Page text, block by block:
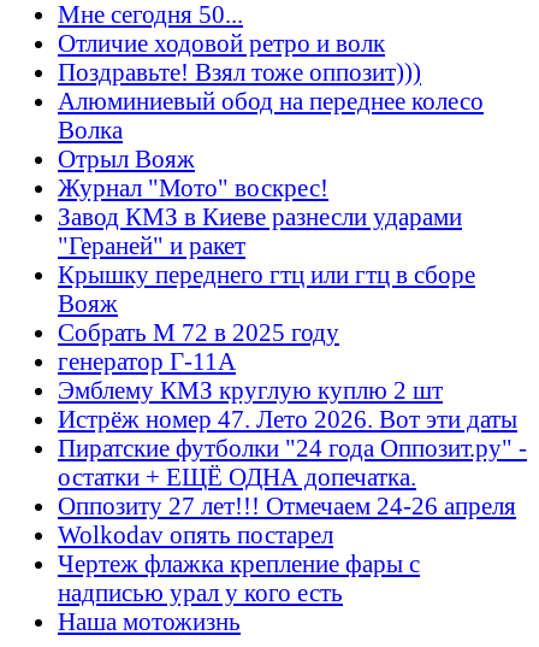
Мне сегодня 50...
Отличие ходовой ретро и волк
Поздравьте! Взял тоже оппозит)))
Алюминиевый обод на переднее колесо
Волка
Отрыл Вояж
Журнал "Мото" воскрес!
Завод КМЗ в Киеве разнесли ударами
"Гераней" и ракет
Крышку переднего гтц или гтц в сборе
Вояж
Собрать М 72 в 2025 году
генератор Г-11А
Эмблему КМЗ круглую куплю 2 шт
Истрёж номер 47. Лето 2026. Вот эти даты
Пиратские футболки "24 года Оппозит.ру" -
остатки + ЕЩЁ ОДНА допечатка.
Оппозиту 27 лет!!! Отмечаем 24-26 апреля
Wolkodav опять постарел
Чертеж флажка крепление фары с
надписью урал у кого есть
Наша мотожизнь